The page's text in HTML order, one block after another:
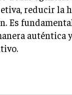
reducir la
Es
auténtica